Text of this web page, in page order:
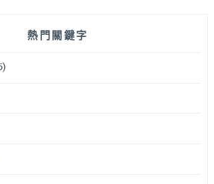
熱門關鍵字